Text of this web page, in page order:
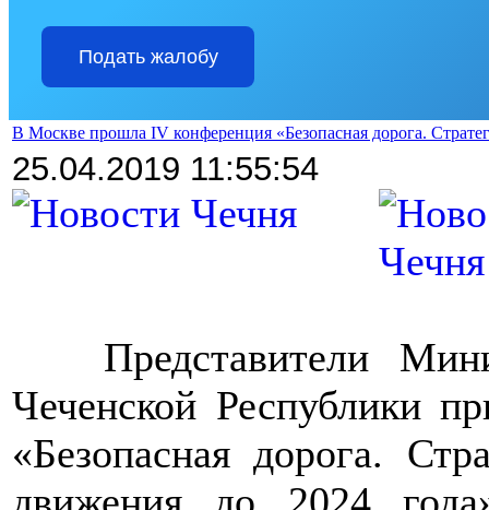
Подать жалобу
В Москве прошла IV конференция «Безопасная дорога.
25.04.2019 11:55:54
Представители
Чеченской Республики
«Безопасная дорога.